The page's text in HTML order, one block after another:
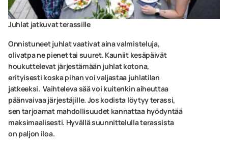
Juhlat jatkuvat terassille
Onnistuneet juhlat vaativat aina valmisteluja,
olivatpa ne pienet tai suuret. Kauniit kesäpäivät
houkuttelevat järjestämään juhlat kotona,
erityisesti koska pihan voi valjastaa juhlatilan
jatkeeksi. Vaihteleva sää voi kuitenkin aiheuttaa
päänvaivaa järjestäjille. Jos kodista löytyy terassi,
sen tarjoamat mahdollisuudet kannattaa hyödyntää
maksimaalisesti. Hyvällä suunnittelulla terassista
on paljon iloa.